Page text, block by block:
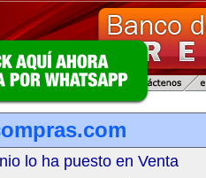
lo ha puesto en Venta